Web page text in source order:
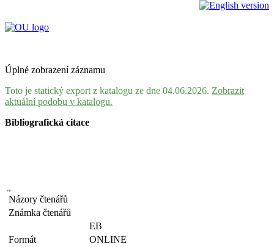
Úplné zobrazení záznamu
Toto je statický export z katalogu ze dne 04.06.2026. Zobrazit
aktuální podobu v katalogu.
Bibliografická citace
Názory čtenářů
Známka čtenářů
EB
Formát
ONLINE